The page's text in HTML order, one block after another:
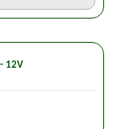
12V